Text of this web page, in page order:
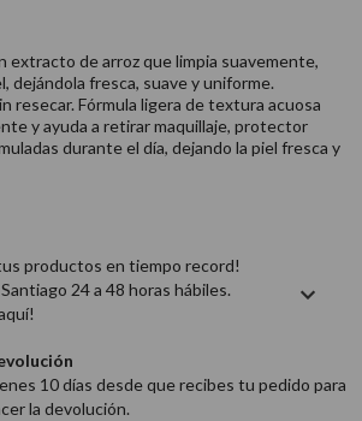
extracto de arroz que limpia suavemente,
dejándola fresca, suave y uniforme.
resecar. Fórmula ligera de textura acuosa
y ayuda a retirar maquillaje, protector
durante el día, dejando la piel fresca y
productos en tiempo record!
24 a 48 horas hábiles.
10 días desde que recibes tu pedido para
la devolución.